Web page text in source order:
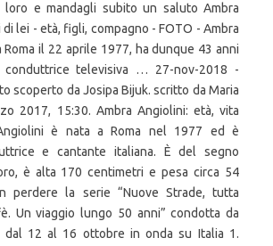
loro e mandagli subito un saluto Ambra
lei - età, figli, compagno - FOTO - Ambra
Roma il 22 aprile 1977, ha dunque 43 anni
televisiva … 27-nov-2018 -
scoperto da Josipa Bijuk. scritto da Maria
2017, 15:30. Ambra Angiolini: età, vita
è nata a Roma nel 1977 ed è
e cantante italiana. È del segno
è alta 170 centimetri e pesa circa 54
perdere la serie “Nuove Strade, tutta
Un viaggio lungo 50 anni” condotta da
dal 12 al 16 ottobre in onda su Italia 1.